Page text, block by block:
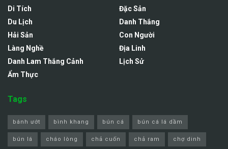
Di Tích
Du Lịch
Hải Sản
Làng Nghề
Danh Lam Thắng Cảnh
Ẩm Thực
Đặc Sản
Danh Thắng
Con Người
Địa Linh
Lịch Sử
Tags
bánh ướt bình khang bún cá bún cá lá dầm
bún lá cháo lòng chả cuốn chả ram chợ dinh